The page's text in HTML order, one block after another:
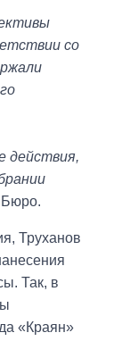
со
действия,
Бюро.
Труханов
Так, в
«Краян»